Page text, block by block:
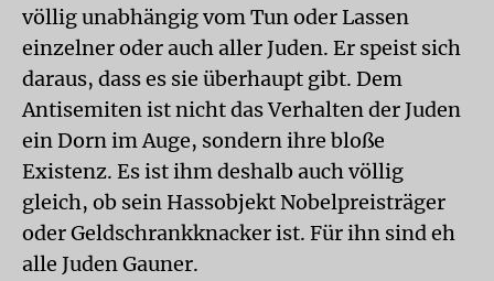
völlig unabhängig vom Tun oder Lassen
einzelner oder auch aller Juden. Er speist sich
daraus, dass es sie überhaupt gibt. Dem
Antisemiten ist nicht das Verhalten der Juden
ein Dorn im Auge, sondern ihre bloße
Existenz. Es ist ihm deshalb auch völlig
gleich, ob sein Hassobjekt Nobelpreisträger
oder Geldschrankknacker ist. Für ihn sind eh
alle Juden Gauner.